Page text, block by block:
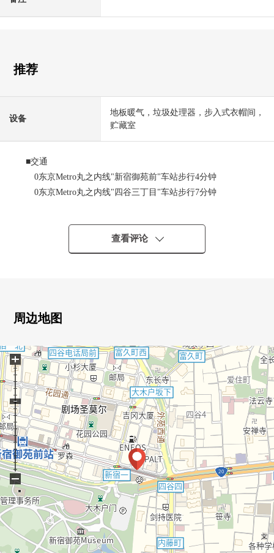
推荐
设备
地板暖气，垃圾处理器，步入式衣帽间，
贮藏室
■交通
0东京Metro丸之内线"新宿御苑前"车站步行4分钟
0东京Metro丸之内线"四谷三丁目"车站步行7分钟
线"新宿三丁目"车站步行11分钟
0厨房有垃圾处理器、净水器
0步入式衣帽间或者实用程序等的丰富的收藏
01418浴室尺寸
0住友商事股票、三菱地所住宅股票开发并分售，株式会
社鹿岛建设施工
02024年11月竣工
0从Park View休息室，眺望新宿御苑
0在各层垃圾堆放处有
0礼宾服务(部分收费)
0可饲养宠物（有规定）
0有宠物洗脚场
查看评论
周边地图
+
−